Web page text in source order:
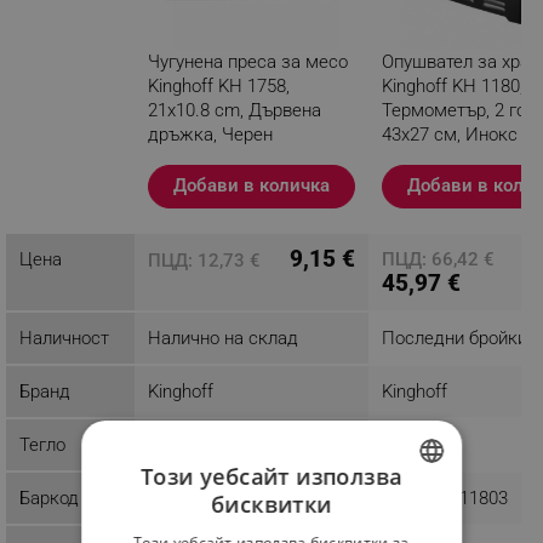
Чугунена преса за месо
Kinghoff KH 1758,
21x10.8 cm, Дървена
дръжка, Черен
Разглеждате този
продукт
Добави в количка
Опушвател за
Kinghoff KH 1180,
Термометър, 2
43х27 см, Инокс
Добави в
Цена ПЦД: 12,73 € 9,15 € ПЦД: 66,42 €
45,97 €
Наличност Налично на склад Последни бройки
Бранд Kinghoff Kinghoff
Тегло 3.54 kg
Баркод 5908287217584 5908287211803
Този уебсайт използва
бисквитки